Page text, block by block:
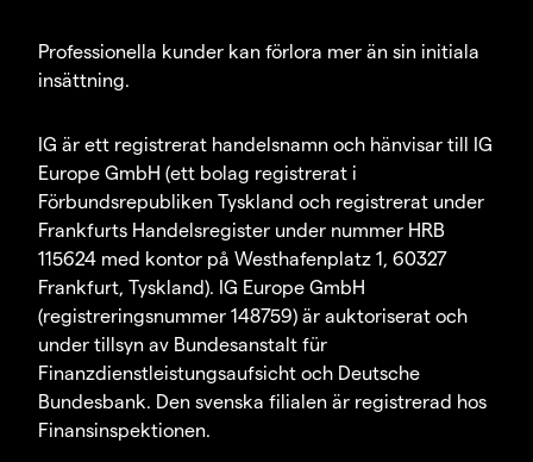
Professionella kunder kan förlora mer än sin initiala
insättning.
IG är ett registrerat handelsnamn och hänvisar till IG
Europe GmbH (ett bolag registrerat i
Förbundsrepubliken Tyskland och registrerat under
Frankfurts Handelsregister under nummer HRB
115624 med kontor på Westhafenplatz 1, 60327
Frankfurt, Tyskland). IG Europe GmbH
(registreringsnummer 148759) är auktoriserat och
under tillsyn av Bundesanstalt für
Finanzdienstleistungsaufsicht och Deutsche
Bundesbank. Den svenska filialen är registrerad hos
Finansinspektionen.